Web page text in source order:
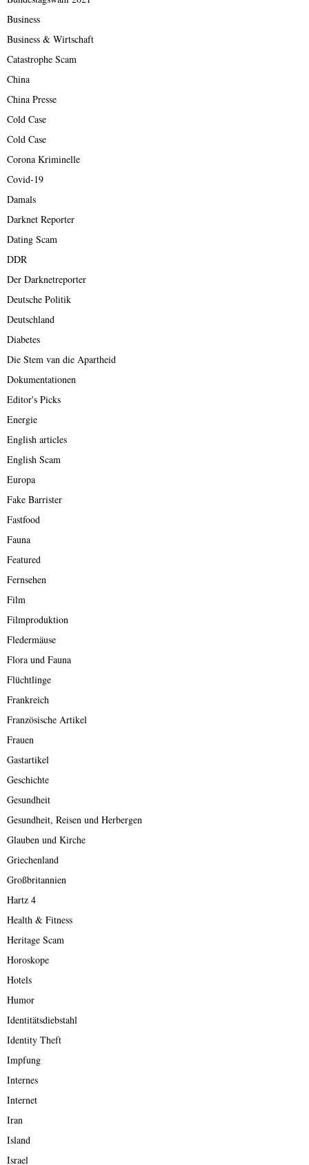
Business
Business & Wirtschaft
Catastrophe Scam
China
China Presse
Cold Case
Cold Case
Corona Kriminelle
Covid-19
Damals
Darknet Reporter
Dating Scam
DDR
Der Darknetreporter
Deutsche Politik
Deutschland
Diabetes
Die Stem van die Apartheid
Dokumentationen
Editor's Picks
Energie
English articles
English Scam
Europa
Fake Barrister
Fastfood
Fauna
Featured
Fernsehen
Film
Filmproduktion
Fledermäuse
Flora und Fauna
Flüchtlinge
Frankreich
Französische Artikel
Frauen
Gastartikel
Geschichte
Gesundheit
Gesundheit, Reisen und Herbergen
Glauben und Kirche
Griechenland
Großbritannien
Hartz 4
Health & Fitness
Heritage Scam
Horoskope
Hotels
Humor
Identitätsdiebstahl
Identity Theft
Impfung
Internes
Internet
Iran
Island
Israel